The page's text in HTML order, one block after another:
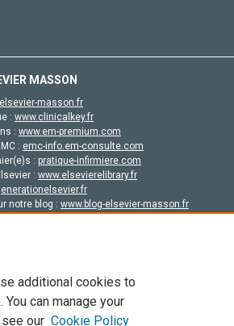
MASSON
masson.fr
: www.clinicalkey.fr
: www.em-premium.com
: emc-info.em-consulte.com
: pratique-infirmiere.com
: www.elsevierelibrary.fr
notre blog : www.blog-elsevier-masson.fr
et ses contributeurs. Tout les droits sont réservés,
additional cookies to
can manage your
our Cookie Policy